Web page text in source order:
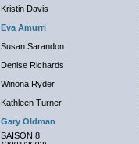
Kristin Davis
Eva Amurri
Susan Sarandon
Denise Richards
Winona Ryder
Kathleen Turner
Gary Oldman
SAISON 8